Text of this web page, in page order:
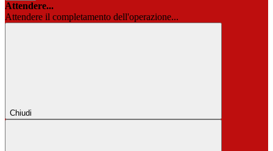
Attendere...
Attendere il completamento dell'operazione...
Chiudi